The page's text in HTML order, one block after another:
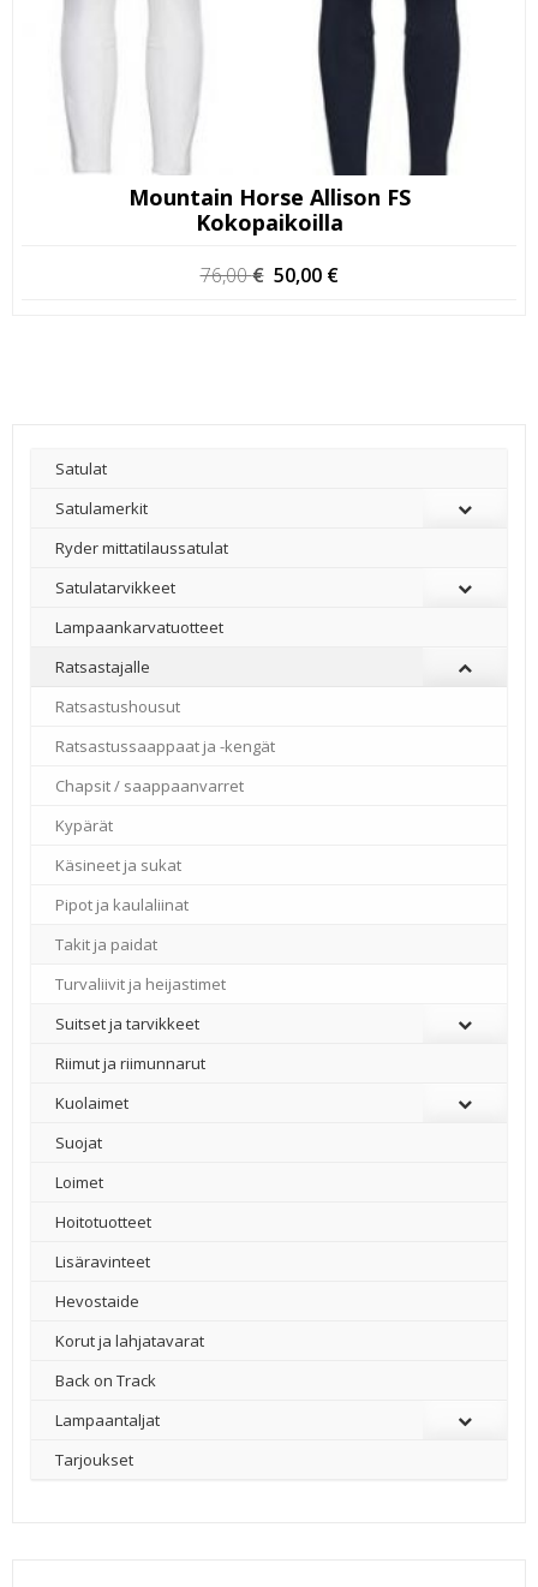
Mountain Horse Allison FS
Kokopaikoilla
76,00€ Alkuperäinen
50,00 €
Satulat
Satulamerkit
Ryder mittatilaussatulat
Satulatarvikkeet
–
Lampaankarvatuotteet
Ratsastajalle
Ratsastushousut
Ratsastussaappaat ja -kengät
Chapsit / saappaanvarret
Kypärät
Käsineet ja sukat
Pipot ja kaulaliinat
Takit ja paidat
Turvaliivit ja heijastimet
Suitset ja tarvikkeet
Riimut ja riimunnarut
Kuolaimet
Suojat
Loimet
Hoitotuotteet
Lisäravinteet
Hevostaide
Korut ja lahjatavarat
Back on Track
Lampaantaljat
Tarjoukset